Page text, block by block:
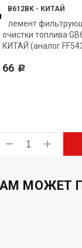
GB612BK - КИТАЙ
Элемент
очистки топлива
КИТАЙ (аналог
66 Р
МОЖЕТ